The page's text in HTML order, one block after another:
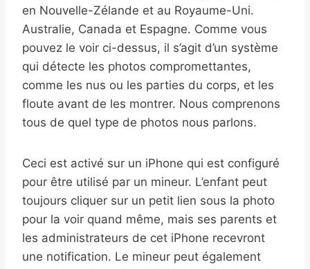
en Nouvelle-Zélande et au Royaume-Uni.
Australie, Canada et Espagne. Comme vous
pouvez le voir ci-dessus, il s’agit d’un système
qui détecte les photos compromettantes,
comme les nus ou les parties du corps, et les
floute avant de les montrer. Nous comprenons
tous de quel type de photos nous parlons.
Ceci est activé sur un iPhone qui est configuré
pour être utilisé par un mineur. L’enfant peut
toujours cliquer sur un petit lien sous la photo
pour la voir quand même, mais ses parents et
les administrateurs de cet iPhone recevront
une notification. Le mineur peut également